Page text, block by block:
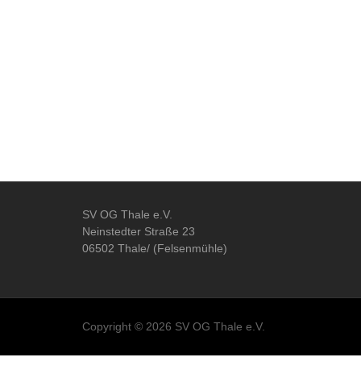
SV OG Thale e.V.
Neinstedter Straße 23
06502 Thale/ (Felsenmühle)
Copyright © 2026 SV OG Thale e.V.